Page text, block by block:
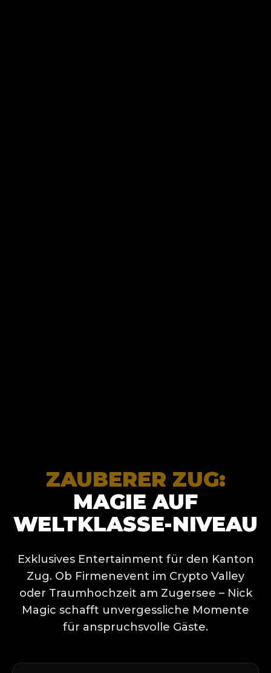
ZAUBERER ZUG:
MAGIE AUF
WELTKLASSE-NIVEAU
Exklusives Entertainment für den Kanton
Zug. Ob Firmenevent im Crypto Valley
oder Traumhochzeit am Zugersee – Nick
Magic schafft unvergessliche Momente
für anspruchsvolle Gäste.